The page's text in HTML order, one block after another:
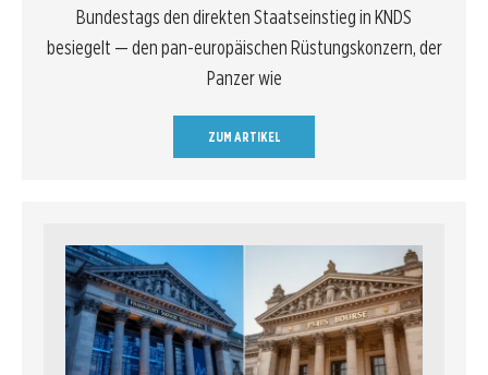
Bundestags den direkten Staatseinstieg in KNDS
besiegelt — den pan-europäischen Rüstungskonzern, der
Panzer wie
ZUM ARTIKEL